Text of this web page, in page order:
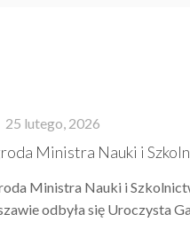
25 lutego, 2026
Ministra Nauki i
Ministra Nauki i
odbyła się Uroczysta